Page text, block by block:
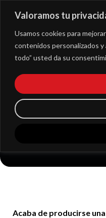
Valoramos tu
Usamos cookies para
contenidos personalizados
todo” usted da su
Acaba de producirse